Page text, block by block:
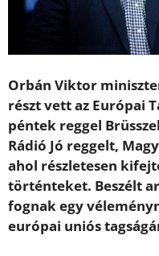
Orbán Viktor
részt vett az Európai
péntek reggel
Rádió Jó reggelt,
ahol részletesen
történteket. Beszélt
fognak egy
európai uniós